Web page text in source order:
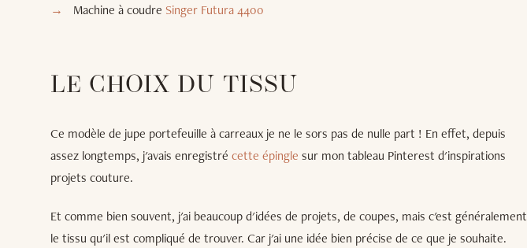
Machine à coudre Singer Futura 4400
LE CHOIX DU TISSU
Ce modèle de jupe portefeuille à carreaux je ne le sors pas de nulle part ! En effet, depuis
assez longtemps, j'avais enregistré cette épingle sur mon tableau Pinterest d'inspirations
projets couture.
Et comme bien souvent, j'ai beaucoup d'idées de projets, de coupes, mais c'est généralement
le tissu qu'il est compliqué de trouver. Car j'ai une idée bien précise de ce que je souhaite.